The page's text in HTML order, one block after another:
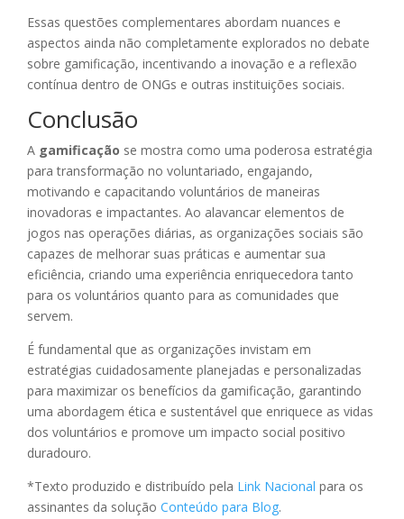
Essas questões complementares abordam nuances e
aspectos ainda não completamente explorados no debate
sobre gamificação, incentivando a inovação e a reflexão
contínua dentro de ONGs e outras instituições sociais.
Conclusão
A gamificação se mostra como uma poderosa estratégia
para transformação no voluntariado, engajando,
motivando e capacitando voluntários de maneiras
inovadoras e impactantes. Ao alavancar elementos de
jogos nas operações diárias, as organizações sociais são
capazes de melhorar suas práticas e aumentar sua
eficiência, criando uma experiência enriquecedora tanto
para os voluntários quanto para as comunidades que
servem.
É fundamental que as organizações invistam em
estratégias cuidadosamente planejadas e personalizadas
para maximizar os benefícios da gamificação, garantindo
uma abordagem ética e sustentável que enriquece as vidas
dos voluntários e promove um impacto social positivo
duradouro.
*Texto produzido e distribuído pela Link Nacional para os
assinantes da solução Conteúdo para Blog.